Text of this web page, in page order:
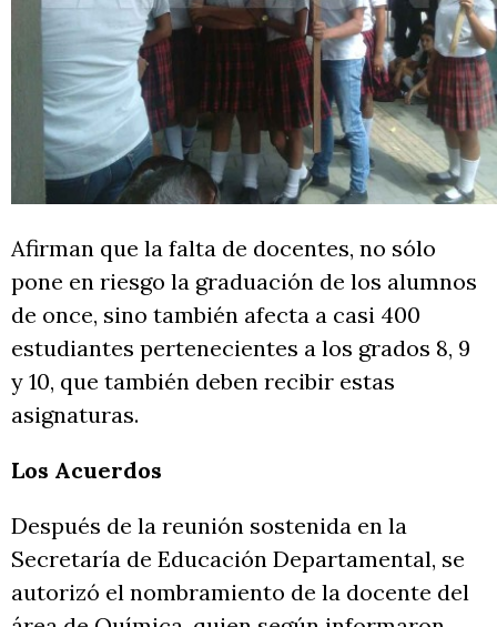
Afirman que la falta de docentes, no sólo
pone en riesgo la graduación de los alumnos
de once, sino también afecta a casi 400
estudiantes pertenecientes a los grados 8, 9
y 10, que también deben recibir estas
asignaturas.
Los Acuerdos
Después de la reunión sostenida en la
Secretaría de Educación Departamental, se
autorizó el nombramiento de la docente del